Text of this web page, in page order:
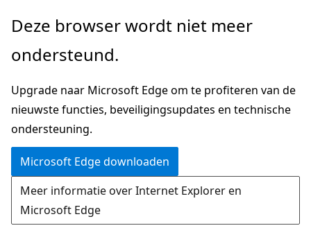
Naar
gaan
Deze browser wordt niet meer
ondersteund.
Upgrade naar Microsoft Edge om te profiteren van de
nieuwste functies, beveiligingsupdates en technische
ondersteuning.
Microsoft Edge downloaden
Meer informatie over Internet Explorer en
Microsoft Edge